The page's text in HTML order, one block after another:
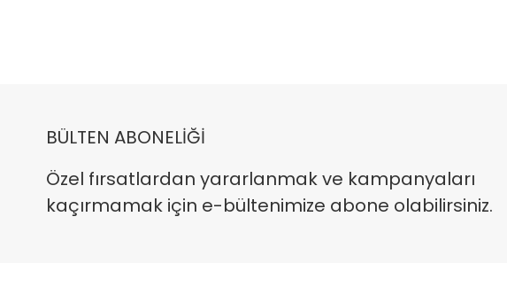
BÜLTEN ABONELİĞİ
Özel fırsatlardan yararlanmak ve kampanyaları
kaçırmamak için e-bültenimize abone olabilirsiniz.